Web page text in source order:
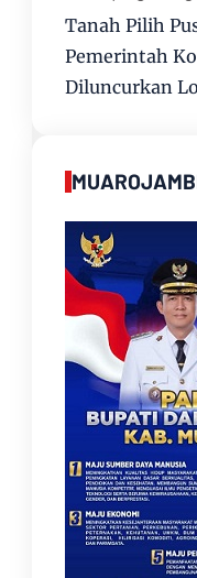
Tanah Pilih
Pemerintah
Diluncurkan